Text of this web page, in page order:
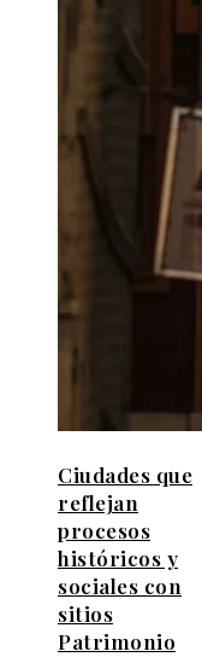
Ciudades que
reflejan
procesos
históricos y
sociales con
sitios
Patrimonio